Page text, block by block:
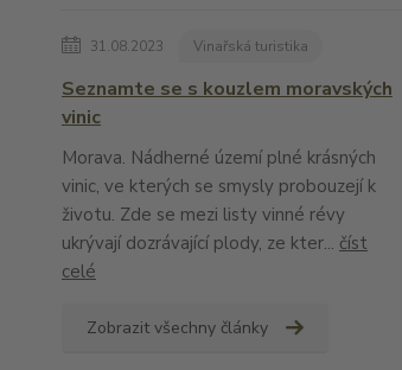
31.08.2023 Vinařská turistika
Seznamte se s kouzlem moravských
vinic
Morava. Nádherné území plné krásných
vinic, ve kterých se smysly probouzejí k
životu. Zde se mezi listy vinné révy
ukrývají dozrávající plody, ze kter... číst
celé
Zobrazit všechny články